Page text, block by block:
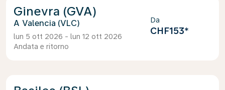
Ginevra (GVA)
Valencia (VLC)
lun 5 ott 2026 - lun 12 ott 2026
Andata e ritorno
Da
CHF153*